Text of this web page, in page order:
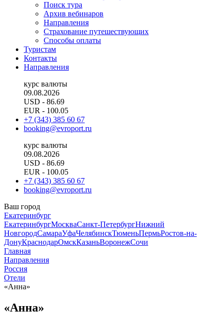
Поиск тура
Архив вебинаров
Направления
Страхование путешествующих
Способы оплаты
Туристам
Контакты
Направления
курс валюты
09.08.2026
USD - 86.69
EUR - 100.05
+7 (343) 385 60 67
booking@evroport.ru
курс валюты
09.08.2026
USD - 86.69
EUR - 100.05
+7 (343) 385 60 67
booking@evroport.ru
Ваш город
Екатеринбург
ЕкатеринбургМоскваСанкт-ПетербургНижний
НовгородСамараУфаЧелябинскТюменьПермьРостов-на-
ДонуКраснодарОмскКазаньВоронежСочи
Главная
Направления
Россия
Отели
«Анна»
«Анна»